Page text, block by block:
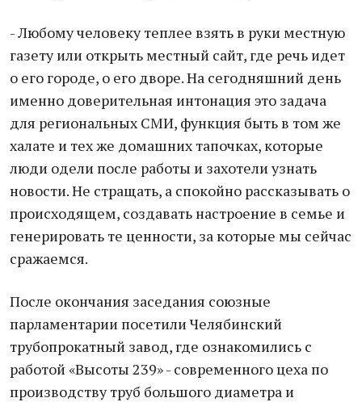
- Любому человеку теплее взять в руки местную
газету или открыть местный сайт, где речь идет
о его городе, о его дворе. На сегодняшний день
именно доверительная интонация это задача
для региональных СМИ, функция быть в том же
халате и тех же домашних тапочках, которые
люди одели после работы и захотели узнать
новости. Не стращать, а спокойно рассказывать о
происходящем, создавать настроение в семье и
генерировать те ценности, за которые мы сейчас
сражаемся.
После окончания заседания союзные
парламентарии посетили Челябинский
трубопрокатный завод, где ознакомились с
работой «Высоты 239» - современного цеха по
производству труб большого диаметра и